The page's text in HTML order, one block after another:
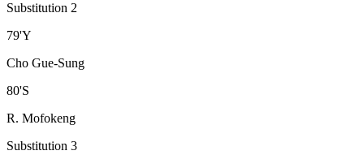
Substitution 2
79'Y
Cho Gue-Sung
80'S
R. Mofokeng
Substitution 3